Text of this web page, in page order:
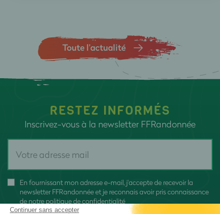
Toute l’actualité
RESTEZ INFORMÉS
Inscrivez-vous à la newsletter FFRandonnée
En fournissant mon adresse e-mail, j'accepte de recevoir la
newsletter FFRandonnée et je reconnais avoir pris connaissance
de notre politique de confidentialité
Continuer sans accepter